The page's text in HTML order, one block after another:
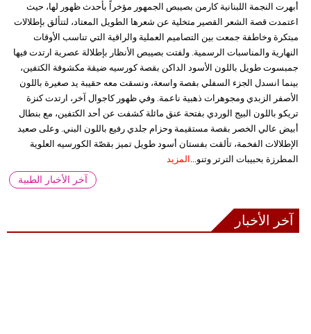
أبهرت النجمة اللبنانية كارمن بصيبص الجمهور مؤخراً بأحدث ظهور لها، حيث
اعتمدت قصة الشعر القصير متخلية عن شعرها الطويل المعتاد، لتتألق بإطلالات
مبتكرة وخاطفة جمعت بين التصاميم العملية والراقية التي تناسب الأوقات
النهارية والمناسبات الرسمية. ولفتت بصيبص الأنظار بإطلالة عصرية ارتدت فيها
جمبسوت طويل باللون الأسود الداكن بقصة كورسيه ضيقة مكشوفة الكتفين،
بينما انسدل الجزء السفلي بقصة واسعة، ونسقت معه حقيبة يد صغيرة باللون
الأصفر الزبدي ومجوهرات ذهبية ناعمة. وفي ظهور كاجوال آخر، ارتدت كنزة
تريكو باللون البيج الوردي بفتحة عنق مائلة كشفت عن أحد الكتفين، مع بنطال
أبيض عالي الخصر بقصة مستقيمة وحزام جلدي رفيع باللون البني. وعلى صعيد
الإطلالات الفخمة، تألقت بفستان أسود طويل تميز بقصّة الكورسيه العلوية
المطرزة بحبيبات الترتر وتنو...
المزيد
آخر الأخبار الطبية
آخر الأخبار